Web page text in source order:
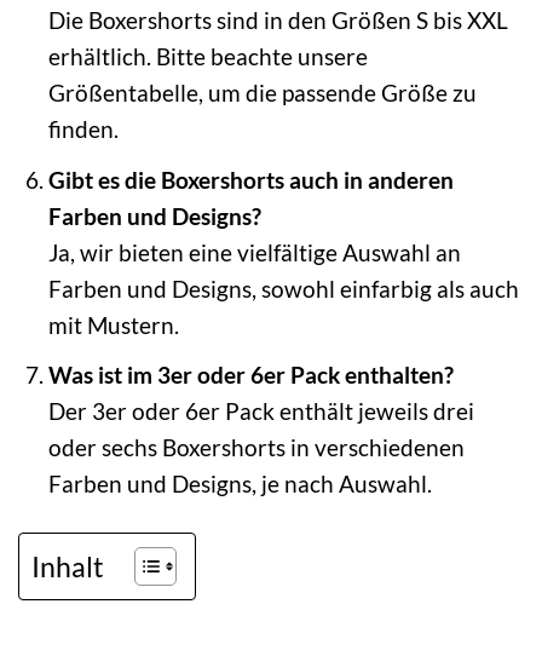
Die Boxershorts sind in den Größen S bis XXL
erhältlich. Bitte beachte unsere
Größentabelle, um die passende Größe zu
finden.
Gibt es die Boxershorts auch in anderen
Farben und Designs?
Ja, wir bieten eine vielfältige Auswahl an
Farben und Designs, sowohl einfarbig als auch
mit Mustern.
Was ist im 3er oder 6er Pack enthalten?
Der 3er oder 6er Pack enthält jeweils drei
oder sechs Boxershorts in verschiedenen
Farben und Designs, je nach Auswahl.
Inhalt